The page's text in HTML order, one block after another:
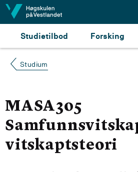
Hopp til innhald
Studietilbod Forsking
Studium
MASA305
vitskaptsteori